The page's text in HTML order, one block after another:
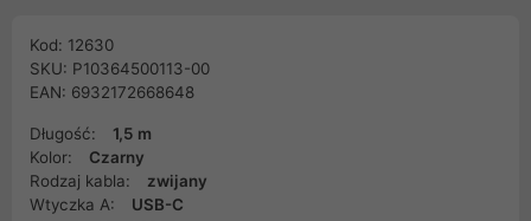
Kod: 12630
SKU: P10364500113-00
EAN: 6932172668648
Długość:
1,5 m
Kolor:
Czarny
Rodzaj kabla:
zwijany
Wtyczka A:
USB-C